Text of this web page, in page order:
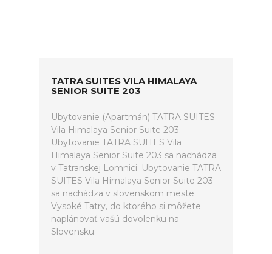
TATRA SUITES VILA HIMALAYA
SENIOR SUITE 203
Ubytovanie (Apartmán) TATRA SUITES
Vila Himalaya Senior Suite 203.
Ubytovanie TATRA SUITES Vila
Himalaya Senior Suite 203 sa nachádza
v Tatranskej Lomnici. Ubytovanie TATRA
SUITES Vila Himalaya Senior Suite 203
sa nachádza v slovenskom meste
Vysoké Tatry, do ktorého si môžete
naplánovať vašú dovolenku na
Slovensku.